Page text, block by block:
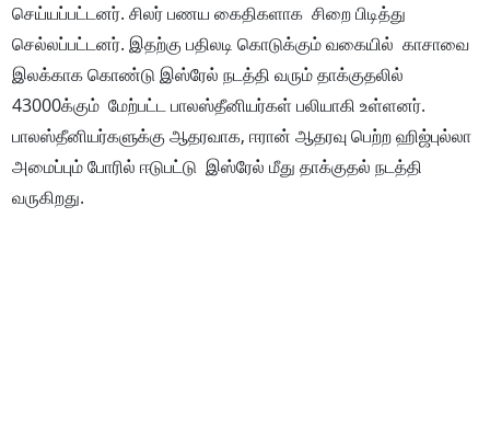
செய்யப்பட்டனர். சிலர் பணய கைதிகளாக சிறை பிடித்து
செல்லப்பட்டனர். இதற்கு பதிலடி கொடுக்கும் வகையில் காசாவை
இலக்காக கொண்டு இஸ்ரேல் நடத்தி வரும் தாக்குதலில்
43000க்கும் மேற்பட்ட பாலஸ்தீனியர்கள் பலியாகி உள்ளனர்.
பாலஸ்தீனியர்களுக்கு ஆதரவாக, ஈரான் ஆதரவு பெற்ற ஹிஜ்புல்லா
அமைப்பும் போரில் ஈடுபட்டு இஸ்ரேல் மீது தாக்குதல் நடத்தி
வருகிறது.